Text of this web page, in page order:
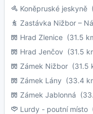
Koněpruské jeskyně
Zastávka Nižbor –
Hrad Zlenice (31.5
Hrad Jenčov (31.5
Zámek Nižbor (31.5
Zámek Lány (33.4
Zámek Jablonná
Lurdy - poutní místo